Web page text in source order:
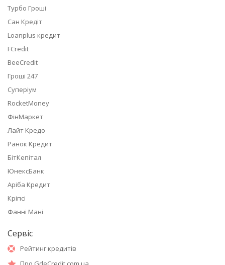
Турбо Гроші
Сан Кредіт
Loanplus кредит
FCredit
BeeCredit
Гроші 247
Суперіум
RocketMoney
ФінМаркет
Лайт Кредо
Ранок Кредит
БітКепітал
ЮнексБанк
Аріба Кредит
Кріпсі
Фанні Мані
Сервіс
Рейтинг кредитів